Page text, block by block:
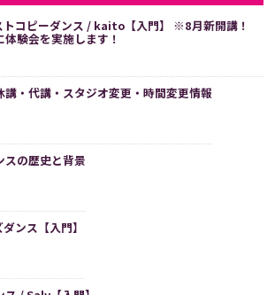
トコピーダンス / kaito【入門】 ※8月新開講！
験会を実施します！
講・代講・スタジオ変更・時間変更情報
スの歴史と背景
ンス【入門】